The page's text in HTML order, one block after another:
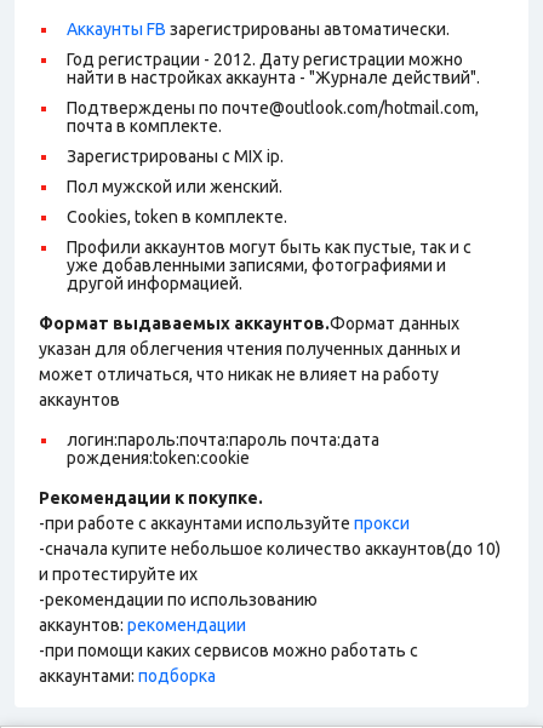
Аккаунты FB зарегистрированы автоматически.
Год регистрации - 2012. Дату регистрации можно
найти в настройках аккаунта - "Журнале действий".
Подтверждены по почте@outlook.com/hotmail.com,
почта в комплекте.
Зарегистрированы с MIX ip.
Пол мужской или женский.
Cookies, token в комплекте.
Профили аккаунтов могут быть как пустые, так и с
уже добавленными записями, фотографиями и
другой информацией.
Формат выдаваемых аккаунтов.Формат данных
указан для облегчения чтения полученных данных и
может отличаться, что никак не влияет на работу
аккаунтов
логин:пароль:почта:пароль почта:дата
рождения:token:cookie
Рекомендации к покупке.
-при работе с аккаунтами используйте прокси
-сначала купите небольшое количество аккаунтов(до 10)
и протестируйте их
-рекомендации по использованию
аккаунтов: рекомендации
-при помощи каких сервисов можно работать с
аккаунтами: подборка